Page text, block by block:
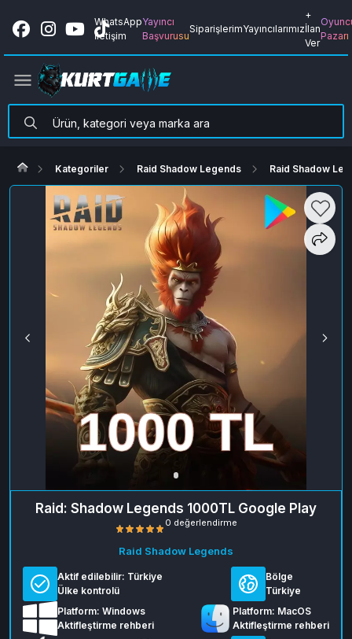
WhatsApp
İletişim
Yayıncı
Başvurusu
SiparişlerimYayıncılarımız
+
İlan
Ver
Pazarı
Kategoriler Raid Shadow Legends Raid Shadow
Raid: Shadow Legends 1000TL Google Play
Raid Shadow Legends
Aktif edilebilir: Türkiye
Ülke kontrolü
Bölge
Türkiye
Platform: Windows
Aktifleştirme rehberi
Platform: MacOS
Aktifleştirme rehberi